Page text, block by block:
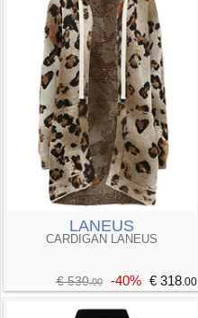
LANEUS
CARDIGAN LANEUS
€ 530.00 -40% € 318.00